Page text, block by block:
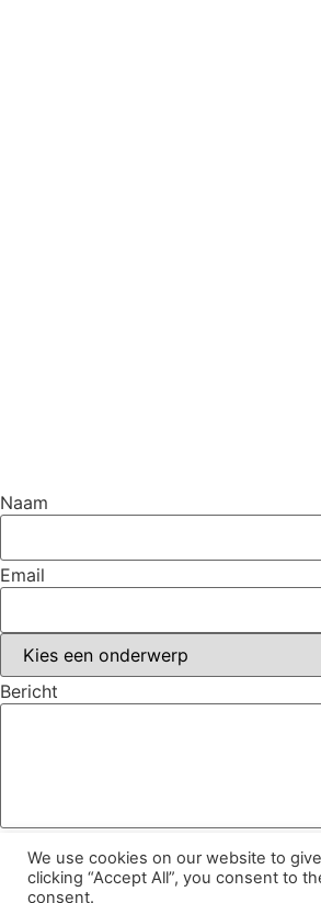
Naam
Email
Bericht
Sturen
© Spirit of Nature. |
Privacy Statement
We use cookies on our website to
clicking “Accept All”, you consent to
consent.